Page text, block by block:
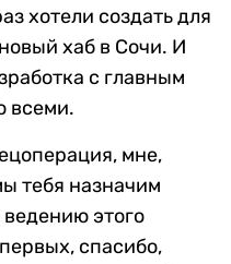
хотели создать для
хаб в Сочи. И
с главным
всеми.
мне,
тебя назначим
этого
спасибо,